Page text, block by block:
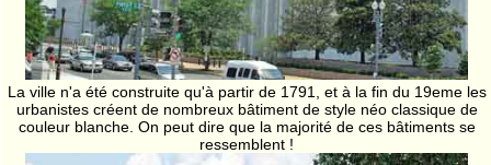
La ville n'a été construite qu'à partir de 1791, et à la fin du 19eme les
urbanistes créent de nombreux bâtiment de style néo classique de
couleur blanche. On peut dire que la majorité de ces bâtiments se
ressemblent !